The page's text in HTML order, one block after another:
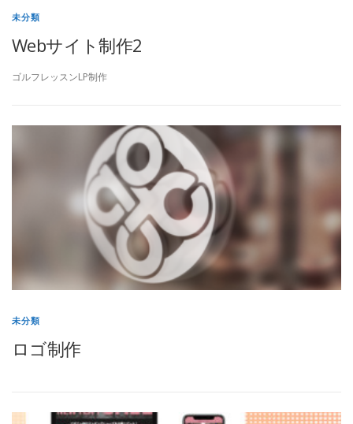
未分類
Webサイト制作2
ゴルフレッスンLP制作
未分類
ロゴ制作